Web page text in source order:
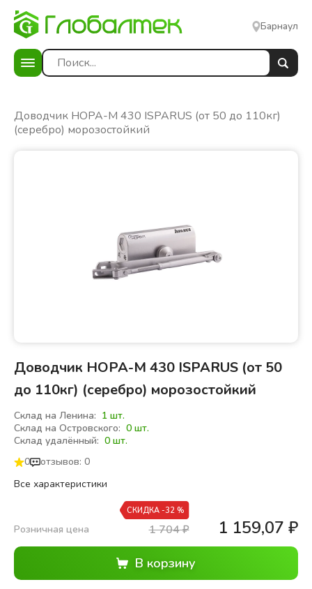
Барнаул
Доводчик НОРА-М 430 ISPARUS (от 50 до 110кг)
(серебро) морозостойкий
Доводчик НОРА-М 430 ISPARUS (от 50
до 110кг) (серебро) морозостойкий
Склад на Ленина: 1 шт.
Склад на Островского: 0 шт.
Склад удалённый: 0 шт.
0
отзывов: 0
Все характеристики
Розничная цена 1 704₽
СКИДКА -32 %
1 159,07 ₽